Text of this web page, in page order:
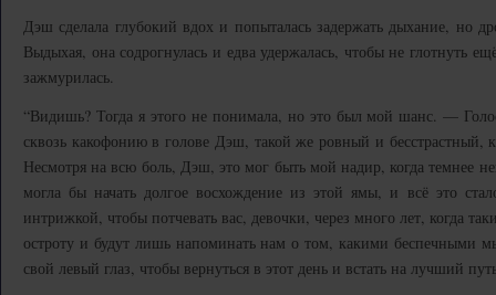
Дэш сделала глубокий вдох и попыталась задержать дыхание, но
Выдыхая, она содрогнулась и едва удержалась, чтобы не глотнуть
зажмурилась.
“Видишь? Тогда я этого не понимала, но это был мой шанс. —
сквозь какофонию в голове Дэш, такой же ровный и
Несмотря на всю боль, Дэш, это мог быть мой надир, когда темнее
могла бы начать долгое восхождение из этой ямы, и всё это
интрижкой, чтобы потчевать вас, девочки, через много лет, когда
остроту и будут лишь напоминать нам о том, какими
свой левый глаз, чтобы вернуться в этот день и встать на лучший